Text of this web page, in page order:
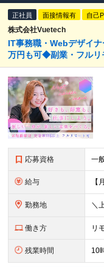
正社員 面接情報有 自己
株式会社Vuetech
IT事務職・Webデザイ
万円も可◆副業・フル
応募資格
給与
勤務地
働き方 リ
残業時間 10